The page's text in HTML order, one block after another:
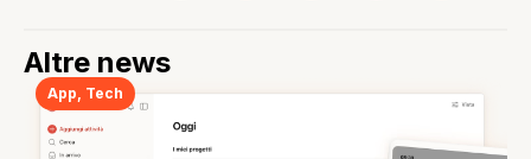
Altre news
App, Tech